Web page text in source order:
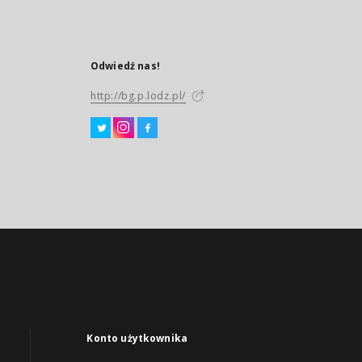
Odwiedź nas!
http://bg.p.lodz.pl/
Konto użytkownika